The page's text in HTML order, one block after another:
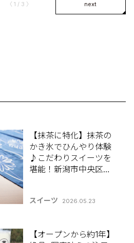
〈 1 / 3 〉 next
【抹茶に特化】抹茶の
かき氷でひんやり体験
♪こだわりスイーツを
堪能！新潟市中央区
ト・グルメ特集2026】
スイーツ 2026.05.23
【オープンから約1年】